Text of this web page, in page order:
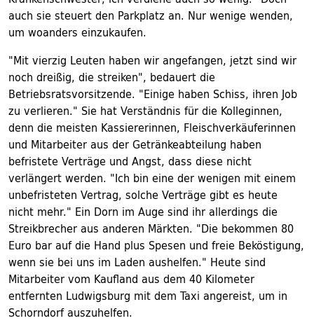
auch sie steuert den Parkplatz an. Nur wenige wenden,
um woanders einzukaufen.
"Mit vierzig Leuten haben wir angefangen, jetzt sind wir
noch dreißig, die streiken", bedauert die
Betriebsratsvorsitzende. "Einige haben Schiss, ihren Job
zu verlieren." Sie hat Verständnis für die Kolleginnen,
denn die meisten Kassiererinnen, Fleischverkäuferinnen
und Mitarbeiter aus der Getränkeabteilung haben
befristete Verträge und Angst, dass diese nicht
verlängert werden. "Ich bin eine der wenigen mit einem
unbefristeten Vertrag, solche Verträge gibt es heute
nicht mehr." Ein Dorn im Auge sind ihr allerdings die
Streikbrecher aus anderen Märkten. "Die bekommen 80
Euro bar auf die Hand plus Spesen und freie Beköstigung,
wenn sie bei uns im Laden aushelfen." Heute sind
Mitarbeiter vom Kaufland aus dem 40 Kilometer
entfernten Ludwigsburg mit dem Taxi angereist, um in
Schorndorf auszuhelfen.